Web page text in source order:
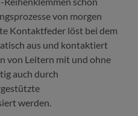
von morgen
Kontaktfeder löst bei dem
aus und kontaktiert
von Leitern mit und ohne
auch durch
werden.